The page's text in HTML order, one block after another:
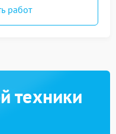
работ
техники